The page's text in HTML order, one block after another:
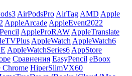
AirPodsPro AirTag AMD Apple
AppleArcade AppleEvent2022
AppleProRAW AppleTranslate
AppleWatch AppleWatch6
AppleWatchSeries6 AppStore
Cравнения EasyPencil eBoox
Chrome HiperSlimVX60